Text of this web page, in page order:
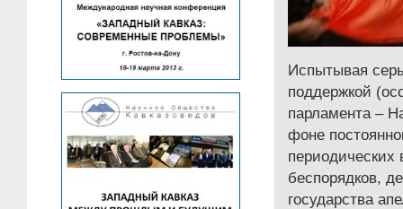
Испытывая
поддержкой
парламента –
фоне
беспорядков,
государства